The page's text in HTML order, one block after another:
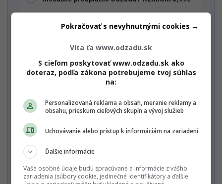
Ročné predplatné Multiweb PREMIUM 65€
Nechcem odoberať PREMIUM newsletter a Startitup Group
Víta ťa www.odzadu.sk
S cieľom poskytovať www.odzadu.sk ako
doteraz, podľa zákona potrebujeme tvoj súhlas
na:
Personalizovaná reklama a obsah, meranie reklamy a
obsahu, prieskum cieľových skupín a vývoj služieb
Uchovávanie alebo prístup k informáciám na zariadení
Ďalšie informácie
Vaše osobné údaje budú spracúvané a informácie z vášho
zariadenia (súbory cookie, jedinečné identifikátory a ďalšie
Pokračovať s nevyhnutnými cookies →